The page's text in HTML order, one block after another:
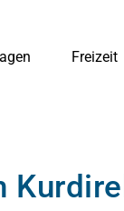
Freizeit